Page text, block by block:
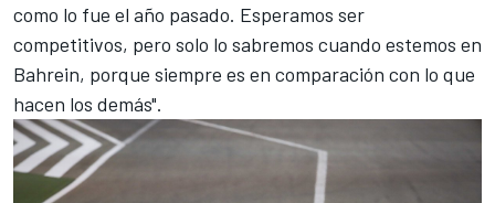
como lo fue el año pasado. Esperamos ser
competitivos, pero solo lo sabremos cuando estemos en
Bahrein, porque siempre es en comparación con lo que
hacen los demás".